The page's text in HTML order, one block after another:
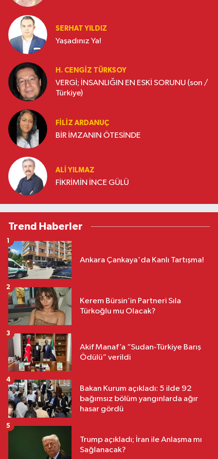
SERHAT YILDIZ
Yaşadınız Ya!
H. CENGIZ TÜRKSOY
VERGİ; İNSANLIĞIN EN ESKİ SORUNU (son /
Türkiye)
FILIZ ARDANUÇ
BİR İMZANIN ÖTESİNDE
ALI YILMAZ
FİKRİMİN İNCE GÜLÜ
Trend Haberler
Ankara Çankaya'da Kanlı Tartışma!
1
Kerem Bürsin’in Partneri Sıla
Türkoğlu mu Olacak?
2
Akif Manaf’a “Sudan-Türkiye Barış
Ödülü” verildi
3
Bakan Kurum açıkladı: 5 ilde 92
bağımsız bölüm yangınlarda ağır
hasar gördü
4
Trump açıkladı; İran ile Anlaşma mı
Sağlanacak?
5